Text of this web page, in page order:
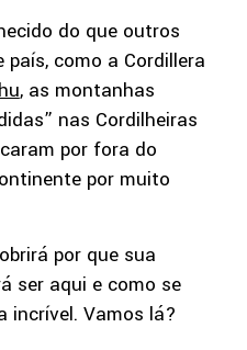
do que outros
país, como a Cordillera
, as montanhas
nas Cordilheiras
por fora do
por muito
por que sua
ser aqui e como se
incrível. Vamos lá?